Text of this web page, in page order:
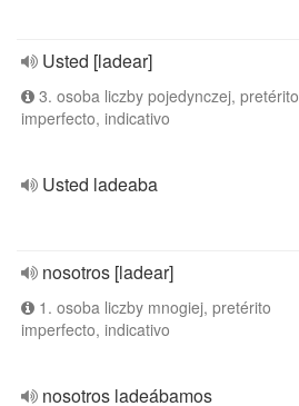
Usted [ladear]
3. osoba liczby pojedynczej, pretérito
imperfecto, indicativo
Usted ladeaba
nosotros [ladear]
1. osoba liczby mnogiej, pretérito
imperfecto, indicativo
nosotros ladeábamos